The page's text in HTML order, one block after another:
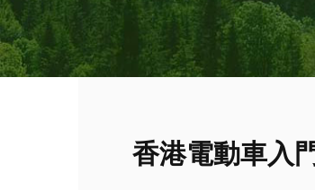
香港電動車入